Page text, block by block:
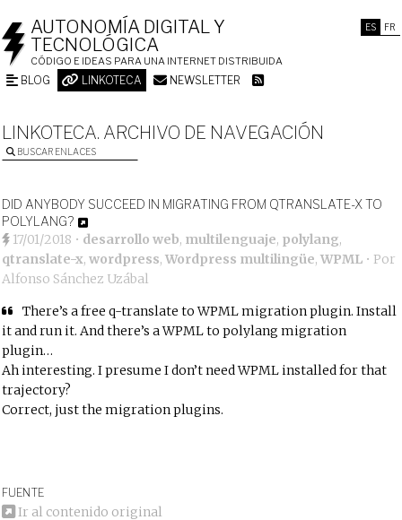
ES FR
AUTONOMÍA DIGITAL Y
TECNOLÓGICA
CÓDIGO E IDEAS PARA UNA INTERNET DISTRIBUIDA
BLOG LINKOTECA NEWSLETTER
LINKOTECA. ARCHIVO DE NAVEGACIÓN
BUSCAR ENLACES
DID ANYBODY SUCCEED IN MIGRATING FROM QTRANSLATE-X TO
POLYLANG?
17/01/2018 • desarrollo web, multilenguaje, polylang,
qtranslate-x,wordpress,Wordpress multilingüe,WPML • Por
Alfonso Sánchez Uzábal
There’s a free q-translate to WPML migration plugin. Install
it and run it. And there’s a WPML to polylang migration
plugin…
Ah interesting. I presume I don’t need WPML installed for that
trajectory?
Correct, just the migration plugins.
FUENTE
Ir al contenido original